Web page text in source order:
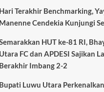
Hari Terakhir Benchmarking,
Manenne Cendekia Kunjungi
HUT ke-81 RI,
Utara FC dan APDESI Sajikan
Berakhir Imbang 2-2
Bupati Luwu Utara